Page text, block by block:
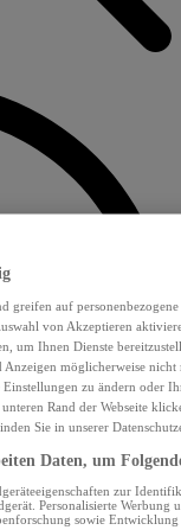
greifen auf
von Akzeptieren
um Ihnen Dienste
möglicherweise nicht
zu ändern oder
Rand der Webseite
Sie in unserer
Daten, um
zur
Personalisierte Werbung
sowie